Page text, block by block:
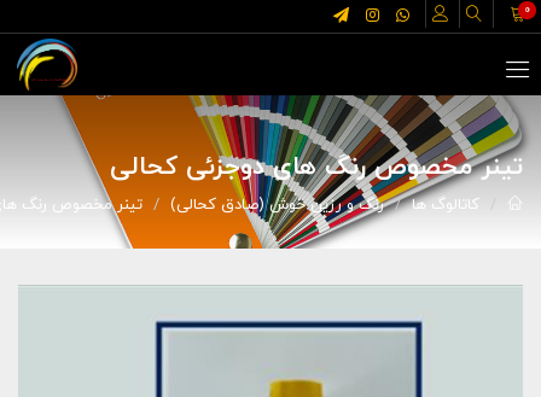
0
تینر مخصوص رنگ های دوجزئی کحالی
کاتالوگ ها رنگ و رزین خوش (صادق کحالی) تینر مخصوص رنگ